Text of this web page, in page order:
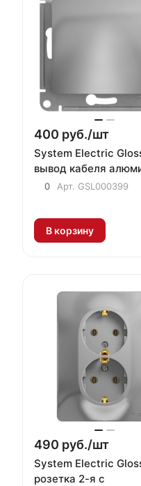
400 руб./шт
System Electric
вывод кабеля
0 Арт. GSL000399
В корзину
490 руб./шт
System Electric
розетка 2-я с